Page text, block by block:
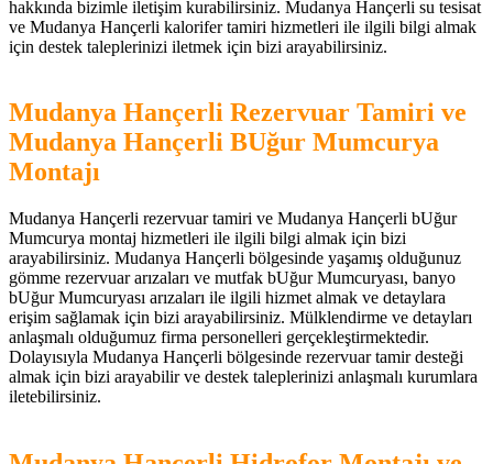
hakkında bizimle iletişim kurabilirsiniz. Mudanya Hançerli su tesisat
ve Mudanya Hançerli kalorifer tamiri hizmetleri ile ilgili bilgi almak
için destek taleplerinizi iletmek için bizi arayabilirsiniz.
Mudanya Hançerli Rezervuar Tamiri ve
Mudanya Hançerli BUğur Mumcurya
Montajı
Mudanya Hançerli rezervuar tamiri ve Mudanya Hançerli bUğur
Mumcurya montaj hizmetleri ile ilgili bilgi almak için bizi
arayabilirsiniz. Mudanya Hançerli bölgesinde yaşamış olduğunuz
gömme rezervuar arızaları ve mutfak bUğur Mumcuryası, banyo
bUğur Mumcuryası arızaları ile ilgili hizmet almak ve detaylara
erişim sağlamak için bizi arayabilirsiniz. Mülklendirme ve detayları
anlaşmalı olduğumuz firma personelleri gerçekleştirmektedir.
Dolayısıyla Mudanya Hançerli bölgesinde rezervuar tamir desteği
almak için bizi arayabilir ve destek taleplerinizi anlaşmalı kurumlara
iletebilirsiniz.